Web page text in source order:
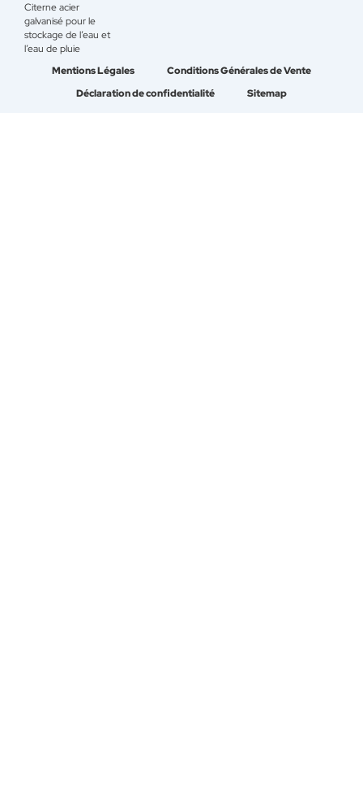
Citerne acier
galvanisé pour le
stockage de l’eau et
l’eau de pluie
Mentions Légales
Conditions Générales de Vente
Déclaration de confidentialité
Sitemap